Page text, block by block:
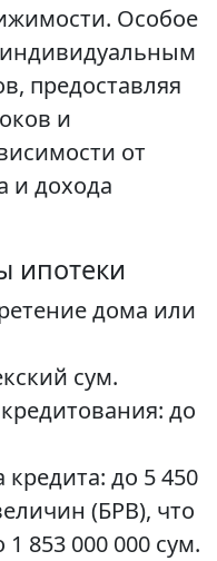
Особое
предоставляя
и
от
и дохода
ипотеки
дома или
сум.
до
до 5 450
(БРВ), что
853 000 000 сум.